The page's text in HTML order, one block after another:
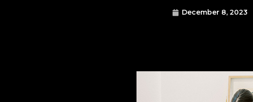
December 8, 2023